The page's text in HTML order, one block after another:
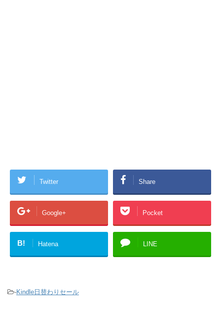
Twitter Share
Google+ Pocket
B! Hatena LINE
-Kindle日替わりセール